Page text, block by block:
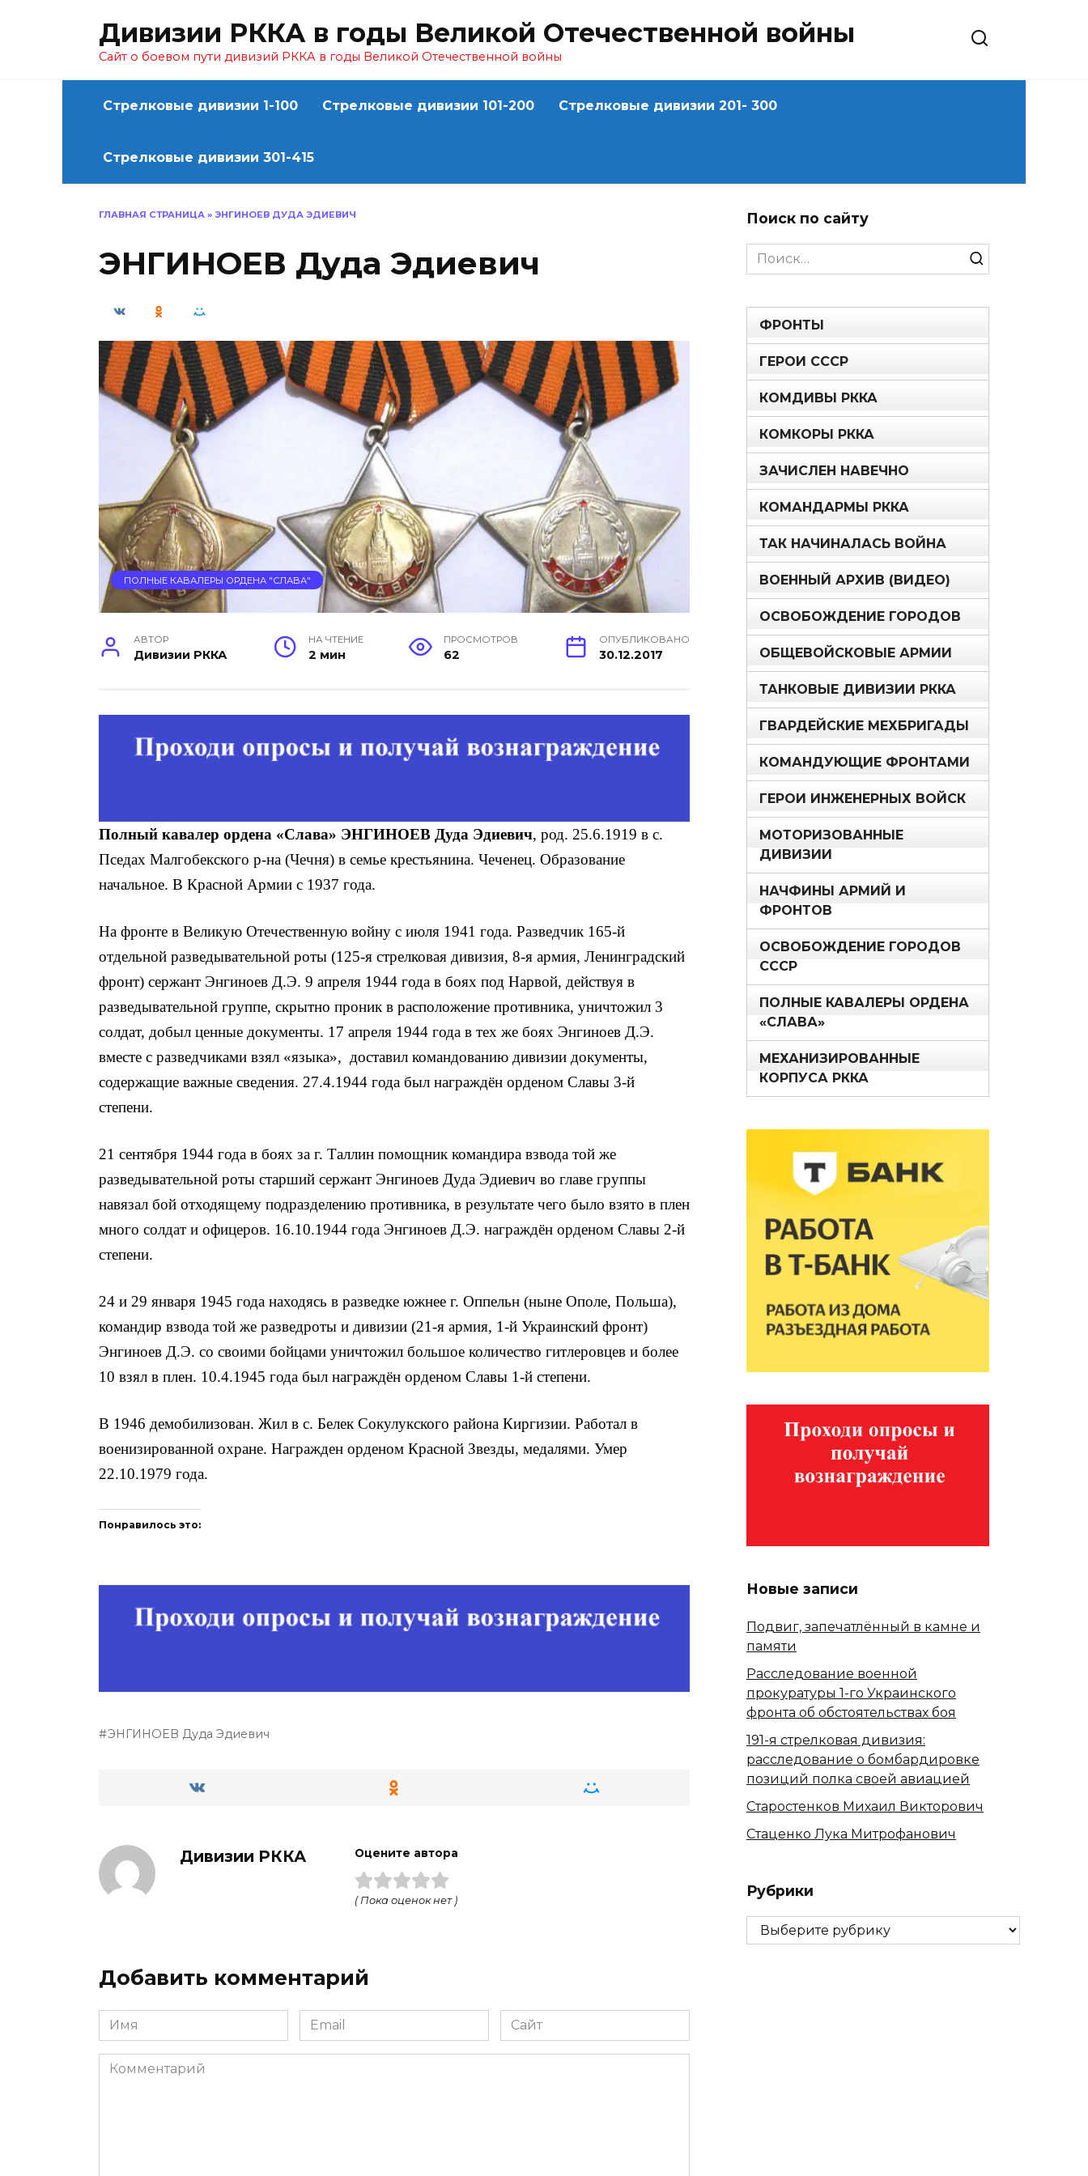
Дивизии РККА в годы Великой Отечественной войны
Сайт о боевом пути дивизий РККА в годы Великой Отечественной войны
Стрелковые дивизии 1-100 Стрелковые дивизии 101-200 Стрелковые дивизии 201- 300
Стрелковые дивизии 301-415
ГЛАВНАЯ СТРАНИЦА » ЭНГИНОЕВ ДУДА ЭДИЕВИЧ
ЭНГИНОЕВ Дуда Эдиевич
ПОЛНЫЕ КАВАЛЕРЫ ОРДЕНА "СЛАВА"
АВТОР
Дивизии РККА
НА ЧТЕНИЕ
2 мин
ПРОСМОТРОВ
62
ОПУБЛИКОВАНО
30.12.2017
Полный кавалер ордена «Слава» ЭНГИНОЕВ Дуда Эдиевич, род. 25.6.1919 в с.
Пседах Малгобекского р-на (Чечня) в семье крестьянина. Чеченец. Образование
начальное. В Красной Армии с 1937 года.
На фронте в Великую Отечественную войну с июля 1941 года. Разведчик 165-й
отдельной разведывательной роты (125-я стрелковая дивизия, 8-я армия, Ленинградский
фронт) сержант Энгиноев Д.Э. 9 апреля 1944 года в боях под Нарвой, действуя в
разведывательной группе, скрытно проник в расположе­ние противника, уничтожил 3
солдат, до­был ценные документы. 17 апреля 1944 года в тех же боях Энгиноев Д.Э.
вместе с разведчиками взял «языка», доставил командова­нию дивизии документы,
содержа­щие важные сведения. 27.4.1944 года был награждён орденом Славы 3-й
степени.
21 сентября 1944 года в боях за г. Таллин помощник командира взвода той же
разведывательной роты старший сержант Энгиноев Дуда Эдиевич во главе группы
навязал бой отходящему под­разделению противника, в результате чего было взято в плен
много солдат и офицеров. 16.10.1944 года Энгиноев Д.Э. награждён орденом Славы 2-й
степени.
24 и 29 января 1945 года находясь в разведке южнее г. Оппельн (ныне Ополе, Польша),
командир взвода той же разведроты и дивизии (21-я армия, 1-й Украинский фронт)
Энгиноев Д.Э. со своими бойцами уничтожил большое количество гитлеров­цев и более
10 взял в плен. 10.4.1945 года был награждён орденом Славы 1-й степени.
В 1946 демобилизован. Жил в с. Бе­лек Сокулукского района Киргизии. Работал в
военизированной охране. Награжден орденом Красной Звезды, медаля­ми. Умер
22.10.1979 года.
Понравилось это:
ЭНГИНОЕВ Дуда Эдиевич
Дивизии РККА Оцените автора
( Пока оценок нет )
Добавить комментарий
Имя Email Сайт
Комментарий
Поиск по сайту
Search
for:
ФРОНТЫ
ГЕРОИ СССР
КОМДИВЫ РККА
КОМКОРЫ РККА
ЗАЧИСЛЕН НАВЕЧНО
КОМАНДАРМЫ РККА
ТАК НАЧИНАЛАСЬ ВОЙНА
ВОЕННЫЙ АРХИВ (ВИДЕО)
ОСВОБОЖДЕНИЕ ГОРОДОВ
ОБЩЕВОЙСКОВЫЕ АРМИИ
ТАНКОВЫЕ ДИВИЗИИ РККА
ГВАРДЕЙСКИЕ МЕХБРИГАДЫ
КОМАНДУЮЩИЕ ФРОНТАМИ
ГЕРОИ ИНЖЕНЕРНЫХ ВОЙСК
МОТОРИЗОВАННЫЕ
ДИВИЗИИ
НАЧФИНЫ АРМИЙ И
ФРОНТОВ
ОСВОБОЖДЕНИЕ ГОРОДОВ
СССР
ПОЛНЫЕ КАВАЛЕРЫ ОРДЕНА
«СЛАВА»
МЕХАНИЗИРОВАННЫЕ
КОРПУСА РККА
Новые записи
Подвиг, запечатлённый в камне и
памяти
Расследование военной
прокуратуры 1-го Украинского
фронта об обстоятельствах боя
191-я стрелковая дивизия:
расследование о бомбардировке
позиций полка своей авиацией
Старостенков Михаил Викторович
Стаценко Лука Митрофанович
Рубрики
Рубрики